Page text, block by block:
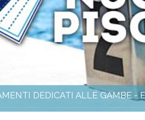
DEDICATI ALLE GAMBE -